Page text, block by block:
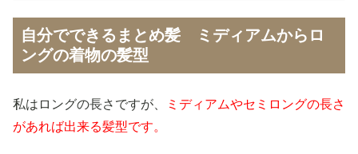
自分でできるまとめ髪 ミディアムからロ
ングの着物の髪型
私はロングの長さですが、
ミディアムやセミロングの長さ
があれば出来る髪型です。